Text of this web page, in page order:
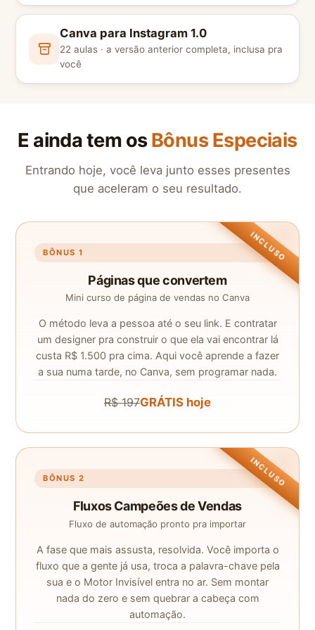
Canva para Instagram 1.0
22 aulas · a versão anterior completa, inclusa pra
você
E ainda tem osBônus Especiais
Entrando hoje, você leva junto esses presentes
que aceleram o seu resultado.
BÔNUS 1 INCLUSO
Páginas que convertem
Mini curso de página de vendas no Canva
O método leva a pessoa até o seu link. E contratar
um designer pra construir o que ela vai encontrar lá
custa R$ 1.500 pra cima. Aqui você aprende a fazer
a sua numa tarde, no Canva, sem programar nada.
R$ 197GRÁTIS hoje
BÔNUS 2 INCLUSO
Fluxos Campeões de Vendas
Fluxo de automação pronto pra importar
A fase que mais assusta, resolvida. Você importa o
fluxo que a gente já usa, troca a palavra-chave pela
sua e o Motor Invisível entra no ar. Sem montar
nada do zero e sem quebrar a cabeça com
automação.